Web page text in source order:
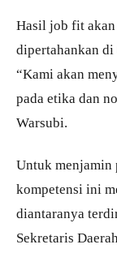
Hasil job fit akan
dipertahankan di
“Kami akan
pada etika dan
Warsubi.
Untuk menjamin
kompetensi ini
diantaranya
Sekretaris